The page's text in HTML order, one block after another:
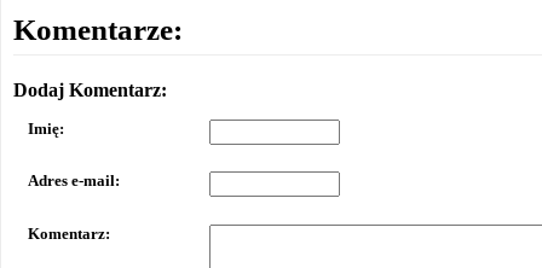
Komentarze:
Dodaj Komentarz:
Imię:
Adres e-mail:
Komentarz: